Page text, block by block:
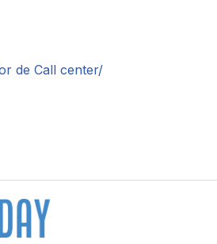
de Call center/